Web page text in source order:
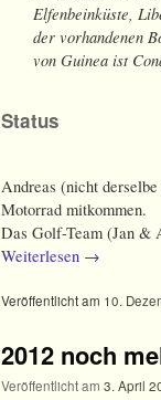
Elfenbeinküste,
der vorhandenen
von Guinea ist
Status
Andreas (nicht
Motorrad mitkommen.
Das Golf-Team (Jan &
Weiterlesen →
Veröffentlicht am 10.
2012 noch
Veröffentlicht am 3. April